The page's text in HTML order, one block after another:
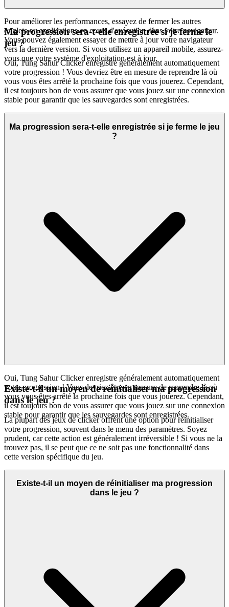
Pour améliorer les performances, essayez de fermer les autres
onglets ou applications en cours d'exécution dans votre navigateur.
Vous pouvez également essayer de mettre à jour votre navigateur
vers la dernière version. Si vous utilisez un appareil mobile, assurez-
vous que votre système d'exploitation est à jour.
Ma progression sera-t-elle enregistrée si je ferme le
jeu ?
Oui, Tung Sahur Clicker enregistre généralement automatiquement
votre progression ! Vous devriez être en mesure de reprendre là où
vous vous êtes arrêté la prochaine fois que vous jouerez. Cependant,
il est toujours bon de vous assurer que vous jouez sur une connexion
stable pour garantir que les sauvegardes sont enregistrées.
Ma progression sera-t-elle enregistrée si je ferme le jeu
?
Oui, Tung Sahur Clicker enregistre généralement automatiquement
votre progression ! Vous devriez être en mesure de reprendre là où
vous vous êtes arrêté la prochaine fois que vous jouerez. Cependant,
il est toujours bon de vous assurer que vous jouez sur une connexion
stable pour garantir que les sauvegardes sont enregistrées.
Existe-t-il un moyen de réinitialiser ma progression
dans le jeu ?
La plupart des jeux de clicker offrent une option pour réinitialiser
votre progression, souvent dans le menu des paramètres. Soyez
prudent, car cette action est généralement irréversible ! Si vous ne la
trouvez pas, il se peut que ce ne soit pas une fonctionnalité dans
cette version spécifique du jeu.
Existe-t-il un moyen de réinitialiser ma progression
dans le jeu ?